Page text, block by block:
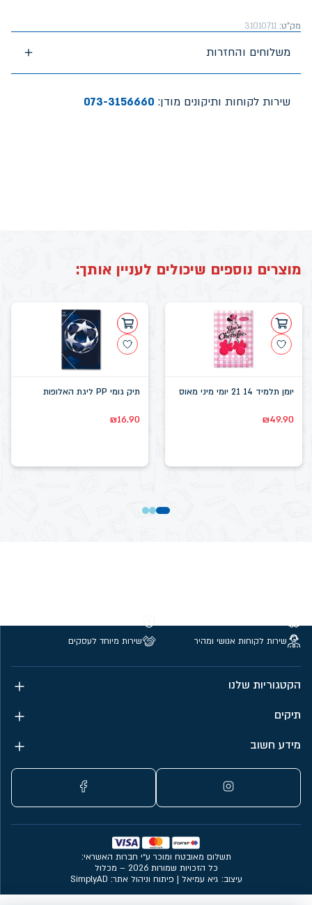
מק"ט: 31010711
משלוחים והחזרות
שירות לקוחות ותיקונים מודן: 073-3156660
מוצרים נוספים שיכולים לעניין אותך:
יומן תלמיד 14 21 יומי מיני מאוס
₪49.90
תיק גומי PP ליגת האלופות
₪16.90
שירות לקוחות אנושי ומהיר
שירות מיוחד לעסקים
הקטגוריות שלנו
תיקים
מידע חשוב
עיצוב: גיא עמיאל | פיתוח וניהול אתר: SimplyAD
תשלום מאובטח ומוכר ע״י חברות האשראי:
כל הזכויות שמורות 2026 – מכלול